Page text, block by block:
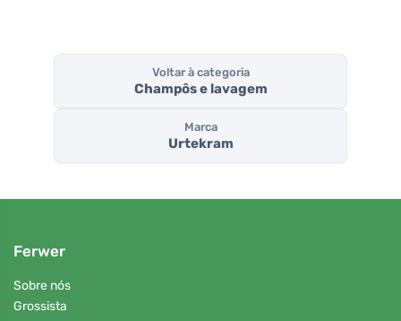
Voltar à categoria
Champôs e lavagem
Marca
Urtekram
Ferwer
Sobre nós
Grossista